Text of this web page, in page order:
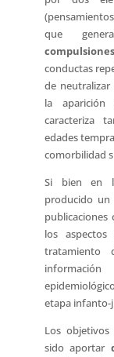
que
compulsiones
conductas
de
la aparición
caracteriza
edades
comorbilidad
Si bien en
producido un
publicaciones
los
tratamiento
etapa infanto-
Los
sido aportar